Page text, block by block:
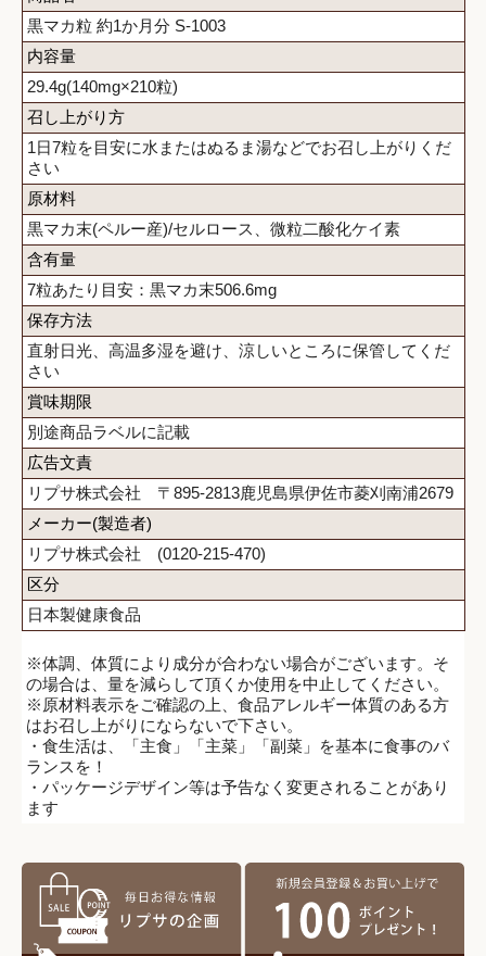
黒マカ粒 約1か月分 S-1003
内容量
29.4g(140mg×210粒)
召し上がり方
1日7粒を目安に水またはぬるま湯などでお召し上がりくだ
さい
原材料
黒マカ末(ペルー産)/セルロース、微粒二酸化ケイ素
含有量
7粒あたり目安：黒マカ末506.6mg
保存方法
直射日光、高温多湿を避け、涼しいところに保管してくだ
さい
賞味期限
別途商品ラベルに記載
広告文責
リプサ株式会社 〒895-2813鹿児島県伊佐市菱刈南浦2679
メーカー(製造者)
リプサ株式会社 (0120-215-470)
区分
日本製健康食品
※体調、体質により成分が合わない場合がございます。そ
の場合は、量を減らして頂くか使用を中止してください。
※原材料表示をご確認の上、食品アレルギー体質のある方
はお召し上がりにならないで下さい。
・食生活は、「主食」「主菜」「副菜」を基本に食事のバ
ランスを！
・パッケージデザイン等は予告なく変更されることがあり
ます